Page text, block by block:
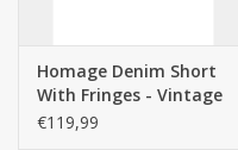
Homage Denim Short
With Fringes - Vintage
Blue
€119,99